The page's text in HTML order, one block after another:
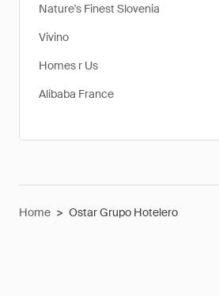
Nature's Finest Slovenia
Vivino
Homes r Us
Alibaba France
Home > Ostar Grupo Hotelero